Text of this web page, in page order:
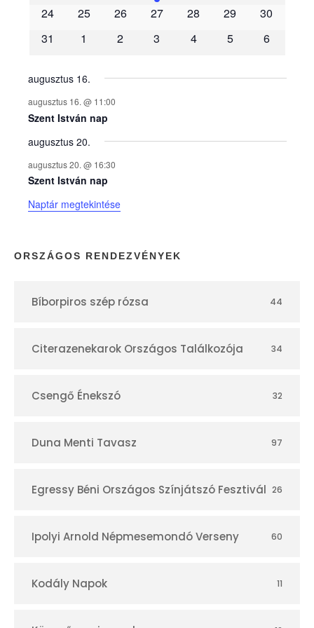
é
n
y
e
k
n
a
p
r
24
25 26 27 28 29
30
31
1 2 3 4 5 6
augusztus 16.
augusztus 16. @ 11:00
Szent István nap
augusztus 20.
augusztus 20. @ 16:30
Szent István nap
Naptár megtekintése
ORSZÁGOS RENDEZVÉNYEK
Bíborpiros szép rózsa 44
Citerazenekarok Országos Találkozója 34
Csengő Énekszó 32
Duna Menti Tavasz 97
Egressy Béni Országos Színjátszó Fesztivál 26
Ipolyi Arnold Népmesemondó Verseny 60
Kodály Napok 11